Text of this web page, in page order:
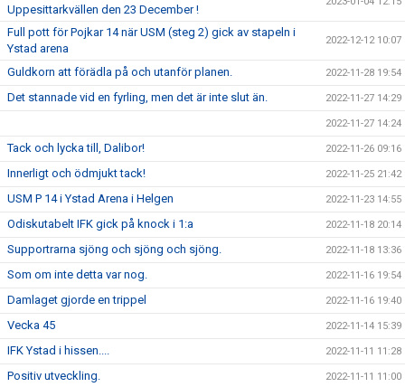
Uppesittarkvällen den 23 December !
Full pott för Pojkar 14 när USM (steg 2) gick av stapeln i
Ystad arena
2022-12-12 10:07
Guldkorn att förädla på och utanför planen. 2022-11-28 19:54
Det stannade vid en fyrling, men det är inte slut än. 2022-11-27 14:29
2022-11-27 14:24
Tack och lycka till, Dalibor! 2022-11-26 09:16
Innerligt och ödmjukt tack! 2022-11-25 21:42
USM P 14 i Ystad Arena i Helgen 2022-11-23 14:55
Odiskutabelt IFK gick på knock i 1:a 2022-11-18 20:14
Supportrarna sjöng och sjöng och sjöng. 2022-11-18 13:36
Som om inte detta var nog. 2022-11-16 19:54
Damlaget gjorde en trippel 2022-11-16 19:40
Vecka 45 2022-11-14 15:39
IFK Ystad i hissen.... 2022-11-11 11:28
Positiv utveckling. 2022-11-11 11:00